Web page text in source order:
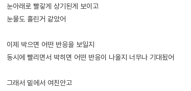
눈아래로 빨갛게 상기된게 보이고
눈물도 흘린거 같았어
이제 박으면 어떤 반응을 보일지
동시에 빨리면서 박히면 어떤 반응이 나올지 너무나 기대됬어
그래서 밑에서 여친안고